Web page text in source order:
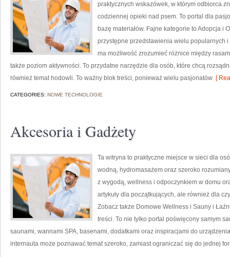
praktycznych wskazówek, w którym odbiorca
codziennej opieki nad psem. To portal dla
bazę materiałów. Fajne kategorie to Adopcja i
przystępne przedstawienia wielu popularnych
ma możliwość zrozumieć różnice między
także poziom aktywności. To przydatne narzędzie dla osób, które chcą
również temat hodowli. To ważny blok treści, ponieważ wielu pasjonatów [
CATEGORIES: NOWE TECHNOLOGIE
Akcesoria i Gadżety
Ta witryna to praktyczne miejsce w sieci dla
wodną, hydromasażem oraz szeroko
z wygodą, wellness i odpoczynkiem w domu
artykuły dla początkujących, ale również dla
Zobacz także Domowe Wellness i Sauny i
treści. To nie tylko portal poświęcony samym
saunami, wannami SPA, basenami, dodatkami oraz inspiracjami do
internauta może poznawać temat szeroko, zamiast ograniczać się do jednej